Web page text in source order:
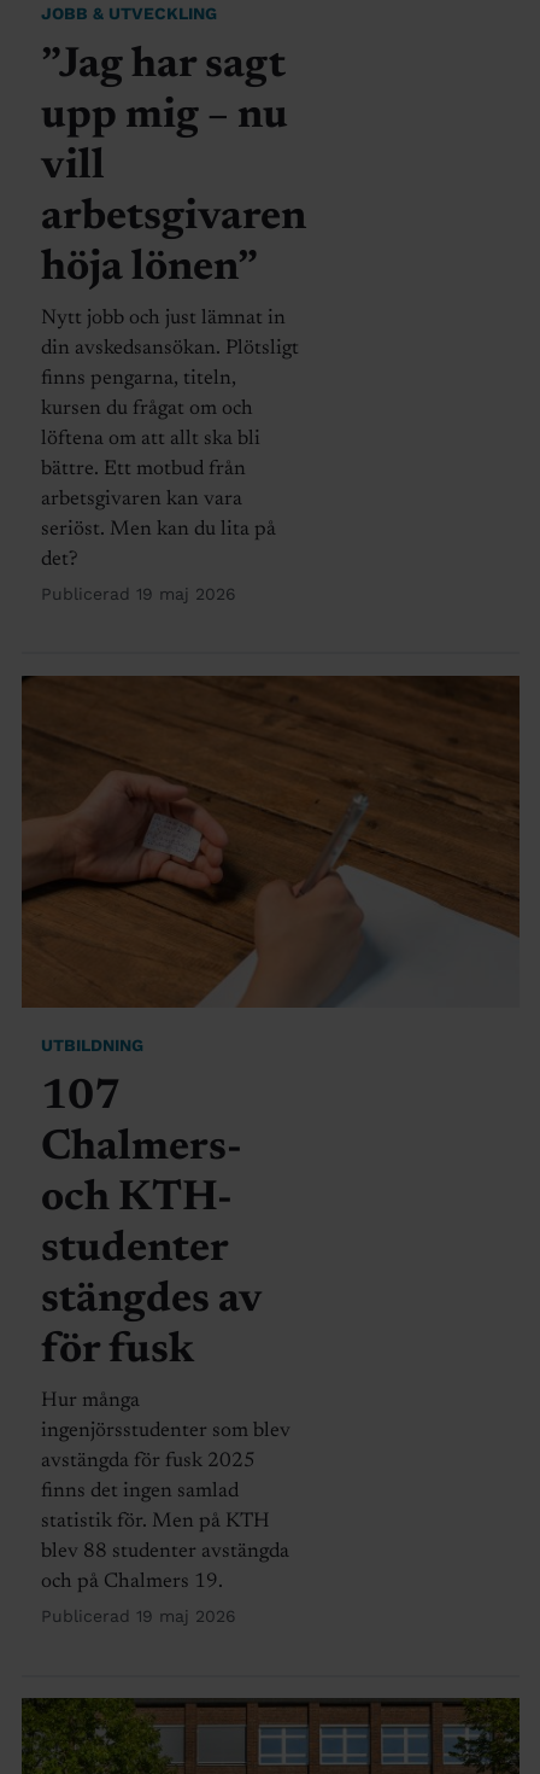
JOBB & UTVECKLING
”Jag har sagt
upp mig – nu
vill
arbetsgivaren
höja lönen”
Nytt jobb och just lämnat in
din avskedsansökan. Plötsligt
finns pengarna, titeln,
kursen du frågat om och
löftena om att allt ska bli
bättre. Ett motbud från
arbetsgivaren kan vara
seriöst. Men kan du lita på
det?
Publicerad 19 maj 2026
UTBILDNING
107
Chalmers-
och KTH-
studenter
stängdes av
för fusk
Hur många
ingenjörsstudenter som blev
avstängda för fusk 2025
finns det ingen samlad
statistik för. Men på KTH
blev 88 studenter avstängda
och på Chalmers 19.
Publicerad 19 maj 2026